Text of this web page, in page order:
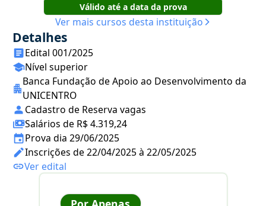
Válido até a data da prova
Ver mais cursos desta instituição
Detalhes
Edital 001/2025
Nível superior
Banca Fundação de Apoio ao Desenvolvimento da
UNICENTRO
Cadastro de Reserva vagas
Salários de R$ 4.319,24
Prova dia 29/06/2025
Inscrições de 22/04/2025 à 22/05/2025
Ver edital